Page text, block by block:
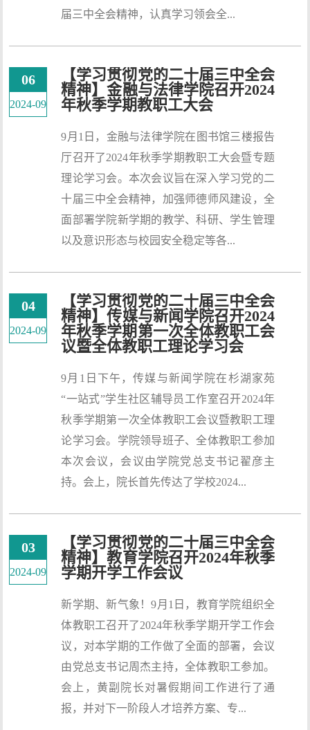
届三中全会精神，认真学习领会全...
06
2024-09
【学习贯彻党的二十届三中全会
精神】金融与法律学院召开2024
年秋季学期教职工大会
9月1日，金融与法律学院在图书馆三楼报告
厅召开了2024年秋季学期教职工大会暨专题
理论学习会。本次会议旨在深入学习党的二
十届三中全会精神，加强师德师风建设，全
面部署学院新学期的教学、科研、学生管理
以及意识形态与校园安全稳定等各...
04
2024-09
【学习贯彻党的二十届三中全会
精神】传媒与新闻学院召开2024
年秋季学期第一次全体教职工会
议暨全体教职工理论学习会
9月1日下午，传媒与新闻学院在杉湖家苑
“一站式”学生社区辅导员工作室召开2024年
秋季学期第一次全体教职工会议暨教职工理
论学习会。学院领导班子、全体教职工参加
本次会议，会议由学院党总支书记翟彦主
持。会上，院长首先传达了学校2024...
03
2024-09
【学习贯彻党的二十届三中全会
精神】教育学院召开2024年秋季
学期开学工作会议
新学期、新气象！9月1日，教育学院组织全
体教职工召开了2024年秋季学期开学工作会
议，对本学期的工作做了全面的部署，会议
由党总支书记周杰主持，全体教职工参加。
会上，黄副院长对暑假期间工作进行了通
报，并对下一阶段人才培养方案、专...